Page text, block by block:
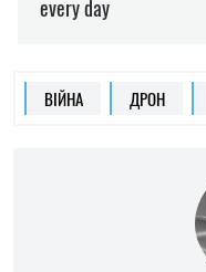
ВІЙНА ДРОН